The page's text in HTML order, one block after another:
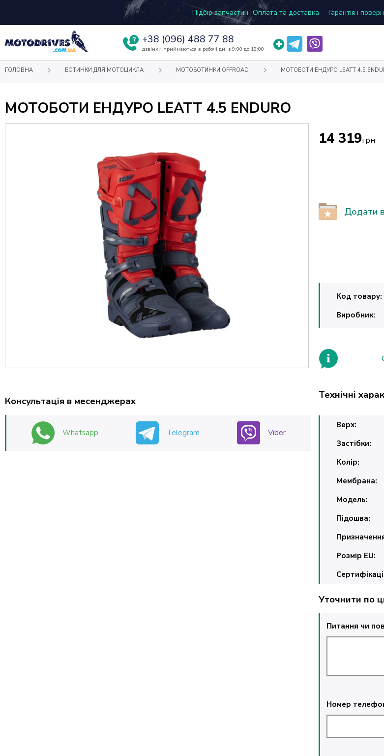
Підбір запчастин Оплата та доставка Гарантія і
+38 (096) 488 77 88
дзвінки приймаються в робочі дні з 9:00 до 18:00
ГОЛОВНА БОТИНКИ ДЛЯ МОТОЦИКЛА МОТОБОТИНКИ OFFROAD МОТОБОТИ ЕНДУРО LEATT 4.5
МОТОБОТИ ЕНДУРО LEATT 4.5 ENDURO
Консультація в месенджерах
Whatsapp Telegram Viber
14 319грн
Додати
Код товару:
Виробник:
Технічні
Верх:
Застібки:
Колір:
Мембрана:
Модель:
Підошва:
Розмір EU:
Уточнити по
Питання чи
Номер